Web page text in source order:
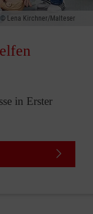
Lena Kirchner/Malteser
in Erster